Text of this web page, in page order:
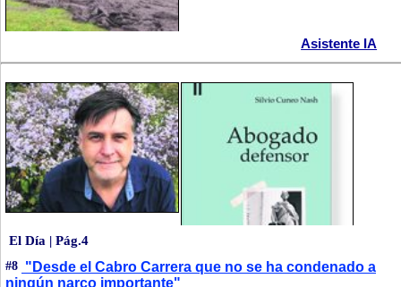
Asistente IA
El Día | Pág.4
#8 "Desde el Cabro Carrera que no se ha condenado a
ningún narco importante"